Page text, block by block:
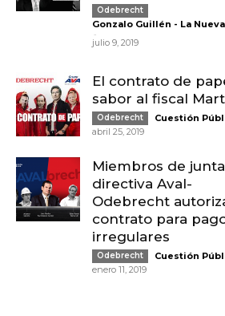
Odebrecht
Gonzalo Guillén - La
-
julio 9, 2019
El contrato de
sabor al fiscal
Odebrecht Cuestión
abril 25, 2019
Miembros de junta
directiva Aval-
Odebrecht
contrato para
irregulares
Odebrecht Cuestión
enero 11, 2019